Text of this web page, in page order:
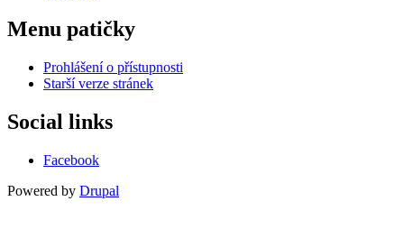
Menu patičky
Prohlášení o přístupnosti
Starší verze stránek
Social links
Facebook
Powered by Drupal